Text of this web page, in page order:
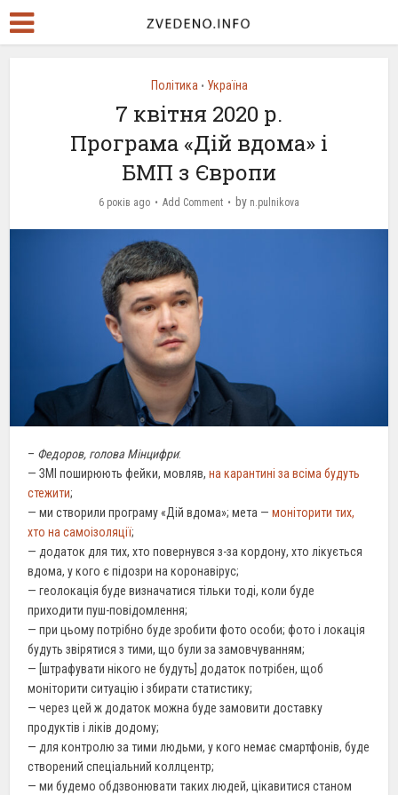
Політика • Україна
7 квітня 2020 р.
Програма «Дій вдома» і
БМП з Європи
6 років ago Add Comment by n.pulnikova
– Федоров, голова Мінцифри:
— ЗМІ поширюють фейки, мовляв,на карантині за всіма будуть
стежити;
— ми створили програму «Дій вдома»; мета —моніторити тих,
хто на самоізоляції;
— додаток для тих, хто повернувся з-за кордону, хто лікується
вдома, у кого є підозри на коронавірус;
— геолокація буде визначатися тільки тоді, коли буде
приходити пуш-повідомлення;
— при цьому потрібно буде зробити фото особи; фото і локація
будуть звірятися з тими, що були за замовчуванням;
— [штрафувати нікого не будуть] додаток потрібен, щоб
моніторити ситуацію і збирати статистику;
— через цей ж додаток можна буде замовити доставку
продуктів і ліків додому;
— для контролю за тими людьми, у кого немає смартфонів, буде
створений спеціальний коллцентр;
— ми будемо обдзвонювати таких людей, цікавитися станом